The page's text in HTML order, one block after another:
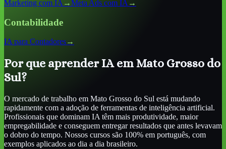
Marketing com IA →Meta Ads com IA →
Contabilidade
IA para Contadores→
Por que aprender IAem Mato Grosso do
Sul?
O mercado de trabalho em Mato Grosso do Sul está mudando
rapidamente com a adoção de ferramentas de inteligência artificial.
Profissionais que dominam IA têm mais produtividade, maior
empregabilidade e conseguem entregar resultados que antes levavam
o dobro do tempo. Nossos cursos são 100% em português, com
exemplos aplicados ao dia a dia brasileiro.